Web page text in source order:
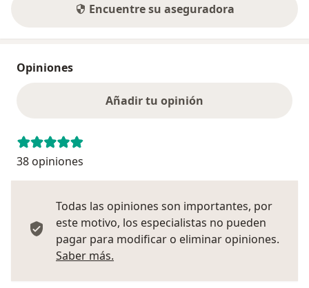
Encuentre su aseguradora
Opiniones
Añadir tu opinión
38 opiniones
Todas las opiniones son importantes, por
este motivo, los especialistas no pueden
pagar para modificar o eliminar opiniones.
Saber más.